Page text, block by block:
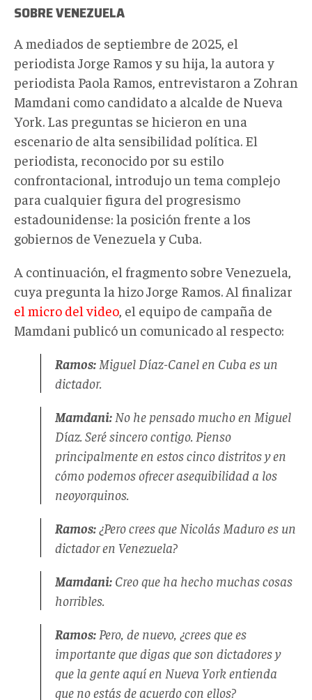
SOBRE VENEZUELA
A mediados de septiembre de 2025, el
periodista Jorge Ramos y su hija, la autora y
periodista Paola Ramos, entrevistaron a Zohran
Mamdani como candidato a alcalde de Nueva
York. Las preguntas se hicieron en una
escenario de alta sensibilidad política. El
periodista, reconocido por su estilo
confrontacional, introdujo un tema complejo
para cualquier figura del progresismo
estadounidense: la posición frente a los
gobiernos de Venezuela y Cuba.
A continuación, el fragmento sobre Venezuela,
cuya pregunta la hizo Jorge Ramos. Al finalizar
el micro del video , el equipo de campaña de
Mamdani publicó un comunicado al respecto:
Ramos:Miguel Díaz-Canel en Cuba es un
dictador.
Mamdani:No he pensado mucho en Miguel
Díaz. Seré sincero contigo. Pienso
principalmente en estos cinco distritos y en
cómo podemos ofrecer asequibilidad a los
neoyorquinos.
Ramos:¿Pero crees que Nicolás Maduro es un
dictador en Venezuela?
Mamdani:Creo que ha hecho muchas cosas
horribles.
Ramos:Pero, de nuevo, ¿crees que es
importante que digas que son dictadores y
que la gente aquí en Nueva York entienda
que no estás de acuerdo con ellos?